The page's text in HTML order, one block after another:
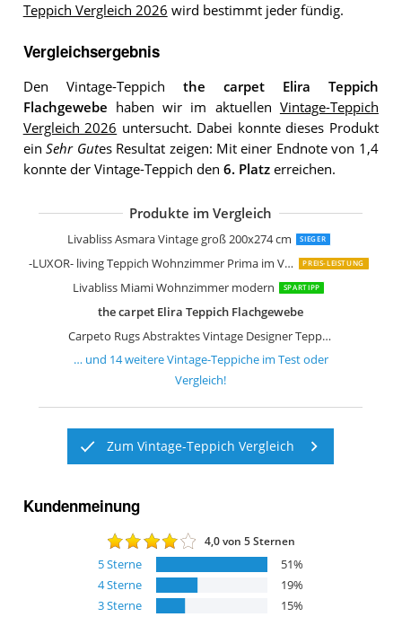
Teppich Vergleich 2026 wird bestimmt jeder fündig.
Vergleichsergebnis
Den Vintage-Teppich the carpet Elira Teppich
Flachgewebe haben wir im aktuellen Vintage-Teppich
Vergleich 2026 untersucht. Dabei konnte dieses Produkt
einSehr Gutes Resultat zeigen: Mit einer Endnote von 1,4
konnte der Vintage-Teppich den 6. Platzerreichen.
Produkte im Vergleich
Livabliss Asmara Vintage groß 200x274 cm SIEGER
-LUXOR- living Teppich Wohnzimmer Prima im Vintage Design PREIS-LEISTUNG
Livabliss Miami Wohnzimmer modern SPARTIPP
the carpet Elira Teppich Flachgewebe
Carpeto Rugs Abstraktes Vintage Designer Teppich
Loberon Teppich Lortet Vintage-Look
Loberon Teppich Louvarie
Loberon Teppich Delpheer
Surya Tampa Vintage Teppich
Loberon Teppich Daryush
Safavieh Vintage Inspirierter Teppich
Safavieh Wohnzimmer Teppich
… und 14weitereVintage-Teppicheim Test oder
Vergleich!
Zum Vintage-Teppich Vergleich
Kundenmeinung
4,0von 5 Sternen
5Sterne 51%
4Sterne 19%
3Sterne 15%